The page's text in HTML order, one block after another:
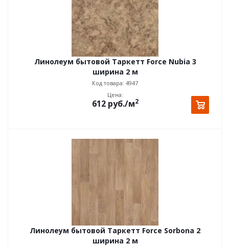
Линолеум бытовой Таркетт Force Nubia 3
ширина 2 м
Код товара: 4947
Цена:
612руб./м2
Линолеум бытовой Таркетт Force Sorbona 2
ширина 2 м